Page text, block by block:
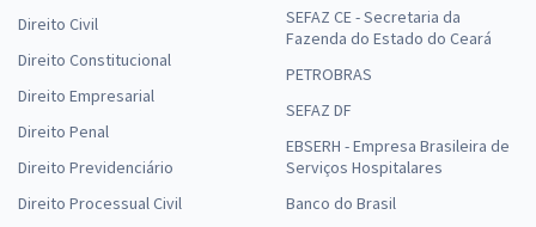
Direito Civil
Direito Constitucional
Direito Empresarial
Direito Penal
Direito Previdenciário
Direito Processual Civil
SEFAZ CE - Secretaria da
Fazenda do Estado do Ceará
PETROBRAS
SEFAZ DF
EBSERH - Empresa Brasileira de
Serviços Hospitalares
Banco do Brasil